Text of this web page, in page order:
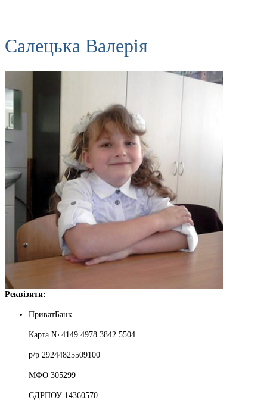
Салецька Валерія
Реквізити:
ПриватБанк
Карта № 4149 4978 3842 5504
р/р 29244825509100
МФО 305299
ЄДРПОУ 14360570